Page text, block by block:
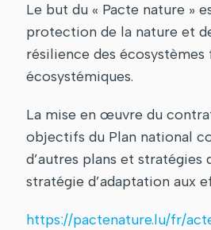
Le but du « Pacte nature »
protection de la nature et
résilience des
écosystémiques.
La mise en œuvre du
objectifs du Plan national
d’autres plans et
stratégie d’adaptation aux
https://pactenature.lu/fr/